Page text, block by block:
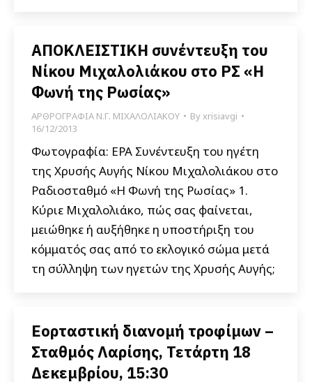
ΑΠΟΚΛΕΙΣΤΙΚΗ συνέντευξη του
Νίκου Μιχαλολιάκου στο ΡΣ «Η
Φωνή της Ρωσίας»
ΑΡΘΡΟΓΡΑΦΙΑ Ν.Γ. ΜΙΧΑΛΟΛΙΑΚΟΥ Byxrisiavgi
16/12/2013
Φωτογραφία: EPA Συνέντευξη του ηγέτη
της Χρυσής Αυγής Νίκου Μιχαλολιάκου στο
Ραδιοσταθμό «Η Φωνή της Ρωσίας» 1.
Κύριε Μιχαλολιάκο, πώς σας φαίνεται,
μειώθηκε ή αυξήθηκε η υποστήριξη του
κόμματός σας από το εκλογικό σώμα μετά
τη σύλληψη των ηγετών της Χρυσής Αυγής;
Εορταστική διανομή τροφίμων –
Σταθμός Λαρίσης, Τετάρτη 18
Δεκεμβρίου, 15:30